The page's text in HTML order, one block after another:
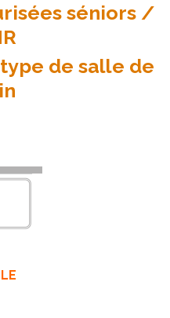
séniors /
de salle de